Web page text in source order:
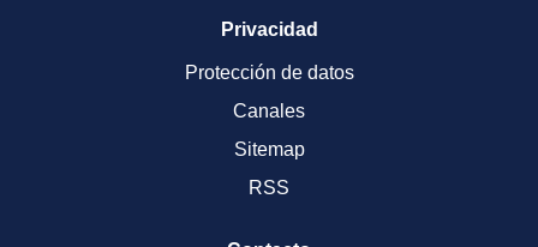
Privacidad
Protección de datos
Canales
Sitemap
RSS